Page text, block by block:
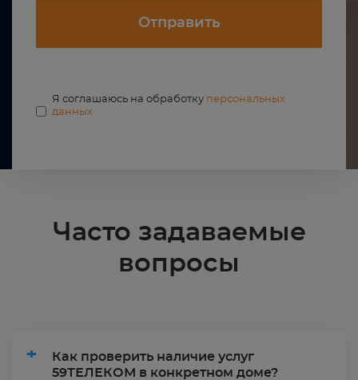
Отправить
Я соглашаюсь на обработку персональных
данных
Часто задаваемые
вопросы
+
Как проверить наличие услуг
59ТЕЛЕКОМ в конкретном доме?